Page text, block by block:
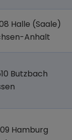
Halle (Saale)
Anhalt
Butzbach
Hamburg